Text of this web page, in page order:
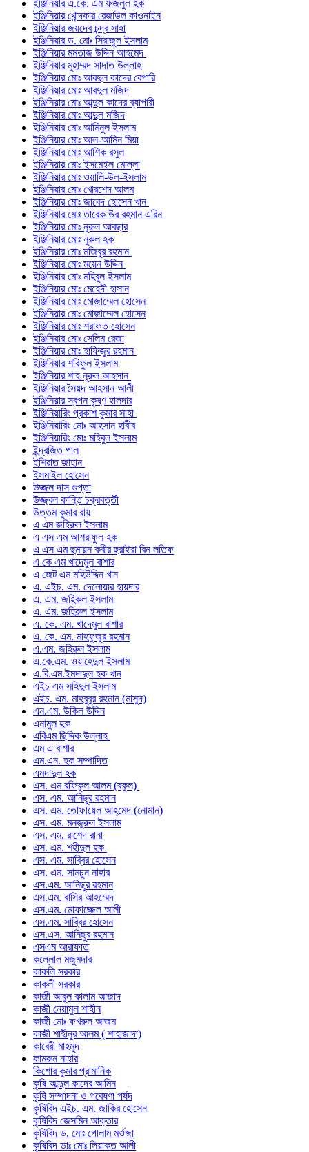
ইঞ্জিনিয়ার এ.কে. এম ফজলুল হক
ইঞ্জিনিয়ার খোন্দকার রেজাউল কাওনাইন
ইঞ্জিনিয়ার জয়দেব চন্দ্র সাহা
ইঞ্জিনিয়ার ড. মোঃ সিরাজুল ইসলাম
ইঞ্জিনিয়ার মমতাজ উদ্দিন আহমেদ
ইঞ্জিনিয়ার মুহাম্মদ সাদাত উল্লাহ
ইঞ্জিনিয়ার মোঃ আবদুল কাদের বেপারি
ইঞ্জিনিয়ার মোঃ আবদুল মজিদ
ইঞ্জিনিয়ার মোঃ আব্দুল কাদের ব্যাপারী
ইঞ্জিনিয়ার মোঃ আব্দুল মজিদ
ইঞ্জিনিয়ার মোঃ আমিনুল ইসলাম
ইঞ্জিনিয়ার মোঃ আল-আমিন মিয়া
ইঞ্জিনিয়ার মোঃ আশিক রসুল
ইঞ্জিনিয়ার মোঃ ইসমেইল মোল্লা
ইঞ্জিনিয়ার মোঃ ওয়ালি-উল-ইসলাম
ইঞ্জিনিয়ার মোঃ খোরশেদ আলম
ইঞ্জিনিয়ার মোঃ জাবেদ হোসেন খান
ইঞ্জিনিয়ার মোঃ তারেক উর রহমান এরিন
ইঞ্জিনিয়ার মোঃ নুরুল আবছার
ইঞ্জিনিয়ার মোঃ নুরুল হক
ইঞ্জিনিয়ার মোঃ মজিবুর রহমান
ইঞ্জিনিয়ার মোঃ ময়েন উদ্দিন
ইঞ্জিনিয়ার মোঃ মহিবুল ইসলাম
ইঞ্জিনিয়ার মোঃ মেহেদী হাসান
ইঞ্জিনিয়ার মোঃ মোজাম্মেল হোসেন
ইঞ্জিনিয়ার মোঃ মোজাম্মেল হোসেন
ইঞ্জিনিয়ার মোঃ শরাফত হোসেন
ইঞ্জিনিয়ার মোঃ সেলিম রেজা
ইঞ্জিনিয়ার মোঃ হাফিজুর রহমান
ইঞ্জিনিয়ার শরিফুল ইসলাম
ইঞ্জিনিয়ার শাহ নূরুল আহসান
ইঞ্জিনিয়ার সৈয়দ আহসান আলী
ইঞ্জিনিয়ার স্বপন কৃষ্ণ হালদার
ইঞ্জিনিয়ারিং প্রকাশ কুমার সাহা
ইঞ্জিনিয়ারিং মোঃ আহসান হাবীব
ইঞ্জিনিয়ারিং মোঃ মহিবুল ইসলাম
ইন্দ্রজিত পাল
ইশিরাত জাহান
ইসমাইল হোসেন
উজ্জল দাস গুপ্তা
উজ্জ্বল কান্তি চক্রবর্ত্তী
উত্তম কুমার রায়
এ এম জহিরুল ইসলাম
এ এস এম আশরাফুল হক
এ এস এম হুমায়ন কবীর হুরাইরা বিন লতিফ
এ কে এম খাদেমুল বাশার
এ জেট এম মহিউদ্দিন খান
এ. এইচ. এম. দেলোয়ার হায়দার
এ. এম. জহিরুল ইসলাম
এ. এম. জহিরুল ইসলাম
এ. কে. এম. খাদেমুল বাশার
এ. কে. এম. মাহফুজুর রহমান
এ.এম. জহিরুল ইসলাম
এ.কে.এম. ওয়াহেদুল ইসলাম
এ.বি.এম.ইমদাদুল হক খান
এইচ এম সহিদুল ইসলাম
এইচ. এম. মাহবুবুর রহমান (মাসুদ)
এন.এম. উকিল উদ্দিন
এনামুল হক
এবিএম ছিদ্দিক উল্লাহ
এম এ বাশার
এম.এন. হক সম্পাদিত
এমদাদুল হক
এস. এম রফিকুল আলম (বকুল)
এস. এম. আনিছুর রহমান
এস. এম. তোফায়েল আহ্‌মেদ (নোমান)
এস. এম. মনজুরুল ইসলাম
এস. এম. রাশেদ রানা
এস. এম. শহীদুল হক
এস. এম. সাব্বির হোসেন
এস. এম. সামচুন নাহার
এস.এম. আনিছুর রহমান
এস.এম. বাসির আহম্মেদ
এস.এম. মোফাজ্জেল আলী
এস.এম. সাব্বির হোসেন
এস.এস. আনিছুর রহমান
এসএম আরাফাত
কল্লোল মজুমদার
কাকলি সরকার
কাকলী সরকার
কাজী আবুল কালাম আজাদ
কাজী নেয়ামুল শাহীন
কাজী মোঃ ফখরুল আজম
কাজী শাহীনুর আলম ( শাহাজাদা)
কাবেরী মাহমুদ
কামরুন নাহার
কিশোর কুমার প্রামানিক
কৃষি আব্দুল কাদের আমিন
কৃষি সম্পাদনা ও গবেষণা পর্ষদ
কৃষিবিদ এইচ. এম. জাকির হোসেন
কৃষিবিদ জেসমিন আক্তার
কৃষিবিদ ড. মোঃ গোলাম মর্ওজা
কৃষিবিদ ডাঃ মোঃ লিয়াকত আলী